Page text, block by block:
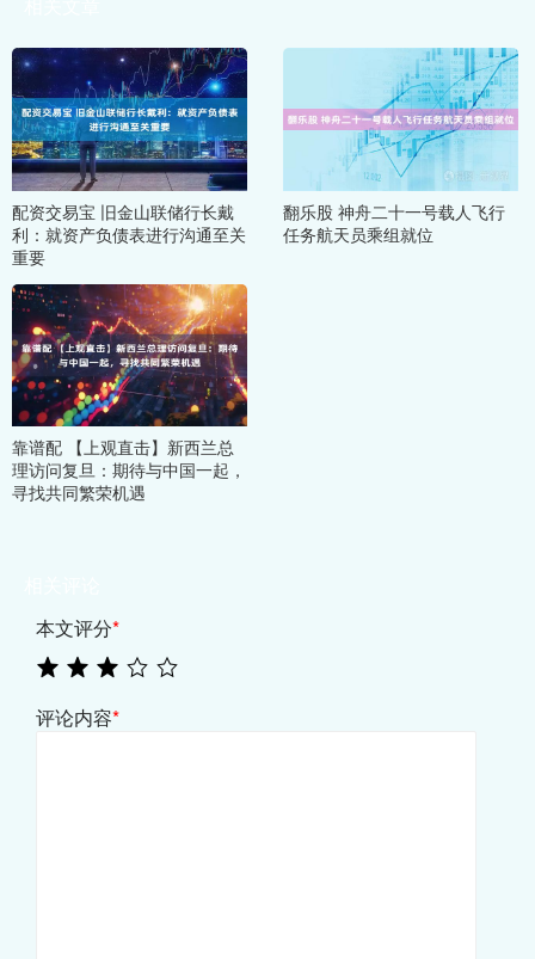
配资交易宝 旧金山联储行长戴
利：就资产负债表进行沟通至关
重要
翻乐股 神舟二十一号载人飞行
任务航天员乘组就位
靠谱配 【上观直击】新西兰总
理访问复旦：期待与中国一起，
寻找共同繁荣机遇
本文评分*
评论内容*